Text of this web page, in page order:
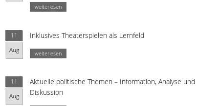
weiterlesen
11
Aug
Inklusives Theaterspielen als Lernfeld
weiterlesen
11
Aug
Aktuelle politische Themen – Information, Analyse und
Diskussion